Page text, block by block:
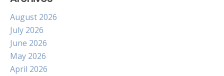
August 2026
July 2026
June 2026
May 2026
April 2026